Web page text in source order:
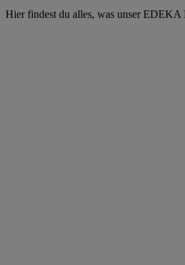
Hier findest du alles, was unser EDEKA